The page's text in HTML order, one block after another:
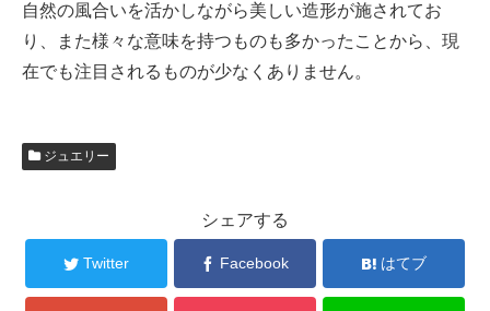
自然の風合いを活かしながら美しい造形が施されてお
り、また様々な意味を持つものも多かったことから、現
在でも注目されるものが少なくありません。
ジュエリー
シェアする
Twitter Facebook はてブ